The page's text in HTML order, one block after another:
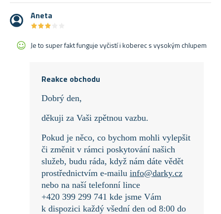
Aneta
★★★
★★★
Je to super fakt funguje vyčistí i koberec s vysokým chlupem
Reakce obchodu
Dobrý den,
děkuji za Vaši zpětnou vazbu.
Pokud je něco, co bychom mohli vylepšit
či změnit v rámci poskytování našich
služeb, budu ráda, když nám dáte vědět
prostřednictvím e-mailu info@darky.cz
nebo na naší telefonní lince
+420 399 299 741 kde jsme Vám
k dispozici každý všední den od 8:00 do